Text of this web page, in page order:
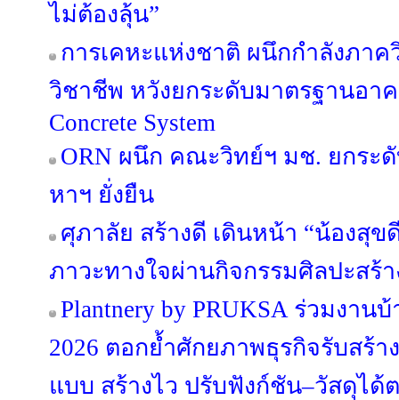
ไม่ต้องลุ้น”
การเคหะแห่งชาติ ผนึกกำลังภาค
วิชาชีพ หวังยกระดับมาตรฐานอาค
Concrete System
ORN ผนึก คณะวิทย์ฯ มช. ยกระ
หาฯ ยั่งยืน
ศุภาลัย สร้างดี เดินหน้า “น้องสุข
ภาวะทางใจผ่านกิจกรรมศิลปะสร้
Plantnery by PRUKSA ร่วมงาน
2026 ตอกย้ำศักยภาพธุรกิจรับสร้
แบบ สร้างไว ปรับฟังก์ชัน–วัสดุได้